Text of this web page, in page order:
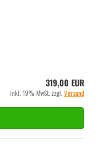
319,00 EUR
inkl. 19% MwSt. zzgl.Versand